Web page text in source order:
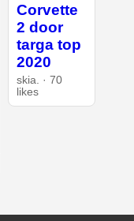
Corvette
2 door
targa top
2020
skia. · 70
likes